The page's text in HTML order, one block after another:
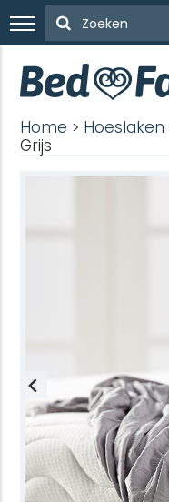
Home > Hoeslaken
Grijs